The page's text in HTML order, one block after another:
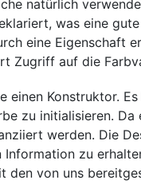
natürlich
was eine
eine Eigenschaft
Zugriff auf die
einen Konstruktor.
zu initialisieren.
werden. Die
zu
den von uns